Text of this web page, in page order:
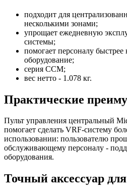
подходит для
несколькими зонами;
упрощает ежедневную
системы;
помогает персоналу быстрее
оборудование;
серия CCM;
вес нетто - 1.078 кг.
Практические
Пульт управления центральный
помогает сделать VRF-систему
использовании: пользователю
обслуживающему персоналу -
оборудования.
Точный аксессуар